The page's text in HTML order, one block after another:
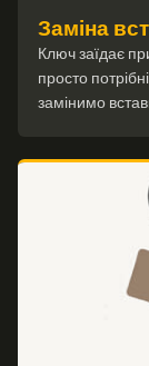
Заміна
Ключ заїдає
просто
замінимо